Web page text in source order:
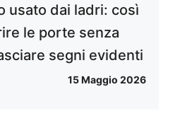
usato dai ladri: così
le porte senza
segni evidenti
15 Maggio 2026